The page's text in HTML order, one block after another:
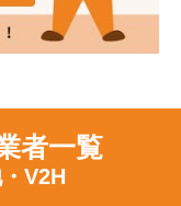
者一覧
V2H